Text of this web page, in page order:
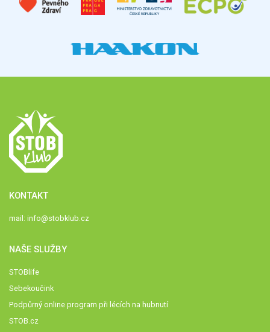
KONTAKT
mail: info@stobklub.cz
NAŠE SLUŽBY
STOBlife
Sebekoučink
Podpůrný online program při lécích na hubnutí
STOB.cz